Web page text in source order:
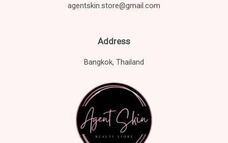
agentskin.store@gmail.com
Address
Bangkok, Thailand